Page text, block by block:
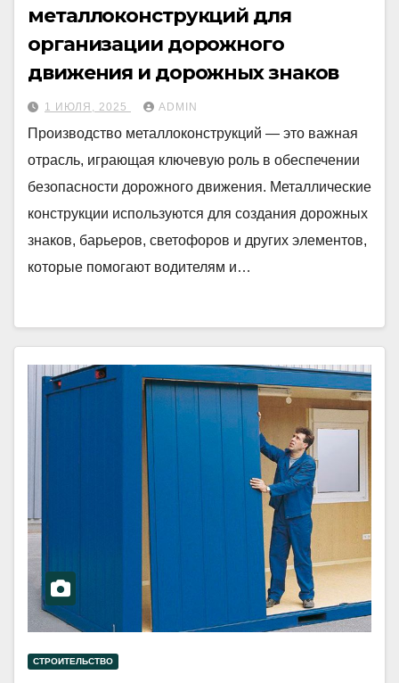
металлоконструкций для
организации дорожного
движения и дорожных знаков
1 ИЮЛЯ, 2025 ADMIN
Производство металлоконструкций — это важная
отрасль, играющая ключевую роль в обеспечении
безопасности дорожного движения. Металлические
конструкции используются для создания дорожных
знаков, барьеров, светофоров и других элементов,
которые помогают водителям и…
СТРОИТЕЛЬСТВО